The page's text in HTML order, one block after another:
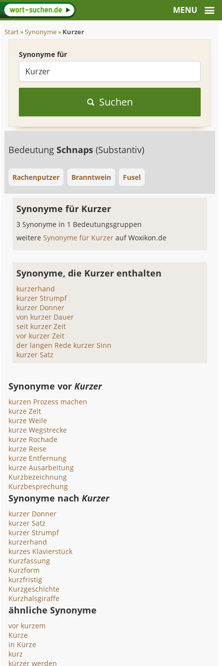
Start»Synonyme» Kurzer
Synonyme für
Suchen
BedeutungSchnaps(Substantiv)
Rachenputzer Branntwein Fusel
Synonyme für Kurzer
3 Synonyme in 1 Bedeutungsgruppen
weitereSynonyme für Kurzerauf Woxikon.de
Synonyme, die Kurzer enthalten
kurzerhand
kurzer Strumpf
kurzer Donner
von kurzer Dauer
seit kurzer Zeit
vor kurzer Zeit
der langen Rede kurzer Sinn
kurzer Satz
Synonyme vorKurzer
kurzen Prozess machen
kurze Zeit
kurze Weile
kurze Wegstrecke
kurze Rochade
kurze Reise
kurze Entfernung
kurze Ausarbeitung
Kurzbezeichnung
Kurzbesprechung
Synonyme nachKurzer
kurzer Donner
kurzer Satz
kurzer Strumpf
kurzerhand
kurzes Klavierstück
Kurzfassung
Kurzform
kurzfristig
Kurzgeschichte
Kurzhalsgiraffe
ähnliche Synonyme
vor kurzem
Kürze
in Kürze
kurz
kürzer werden